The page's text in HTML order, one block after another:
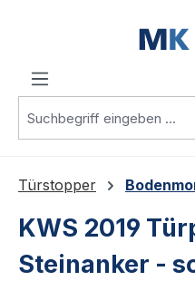
Türstopper
KWS 2019
Steinanker -